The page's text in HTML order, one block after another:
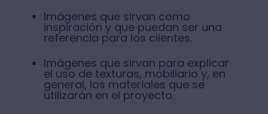
Imágenes que sirvan como
inspiración y que puedan ser una
referencia para los clientes.
Imágenes que sirvan para explicar
el uso de texturas, mobiliario y, en
general, los materiales que se
utilizarán en el proyecto.